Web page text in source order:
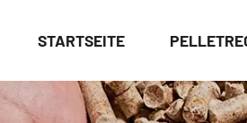
STARTSEITE